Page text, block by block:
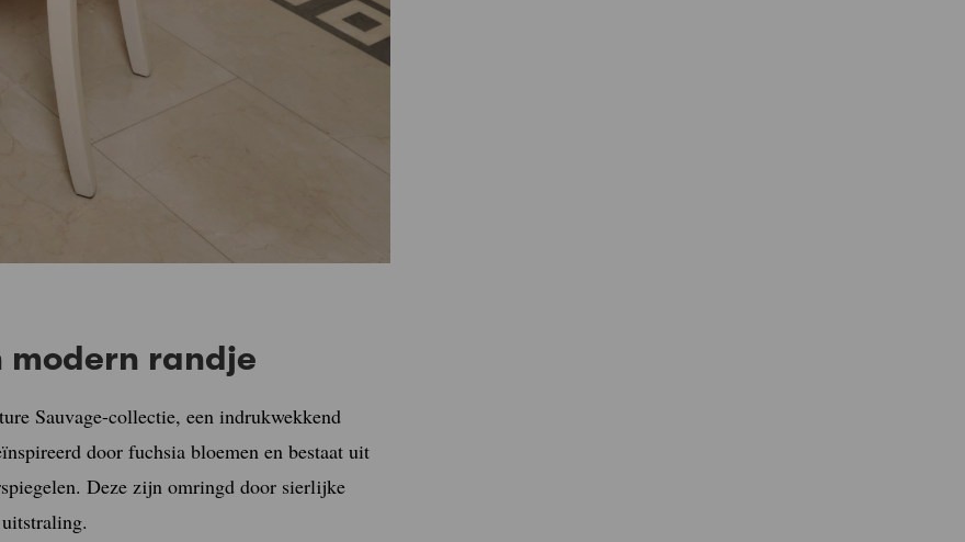
modern randje
Sauvage-collectie, een indrukwekkend
door fuchsia bloemen en bestaat uit
Deze zijn omringd door sierlijke